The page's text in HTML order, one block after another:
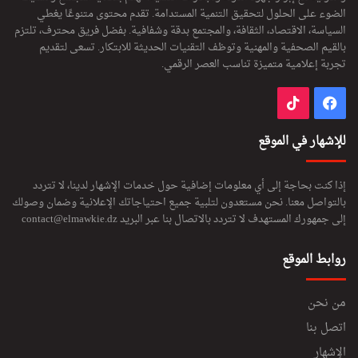
الضوء على الحلول لتحقيق التنمية المستدامة. تقدم محتوى متنوعًا يغطي
السياسة، الاقتصاد، الثقافة، والمجتمع بدقة وشفافية. بفضل فريق محترف، تلتزم
بالقيم الصحفية والمهنية وتوظف التقنيات الحديثة للابتكار. تسعى لتقديم
تجربة إعلامية متميزة تناسب العصر الرقمي.
فيسبوك
للإشهار في الموقع
إذا كنت بحاجة إلى أي معلومات إضافية حول خدمات الإشهار لدينا، لا تتردد
بالتواصل معنا. نحن مستعدون لتلبية جميع احتياجاتك الإعلانية وضمان وصولك
إلى جمهورك المستهدف لا تتردد بالاتصال بنا عبر البريدcontact@elmawkie.dz
روابط الموقع
من نحن
اتصل بنا
الإشهار